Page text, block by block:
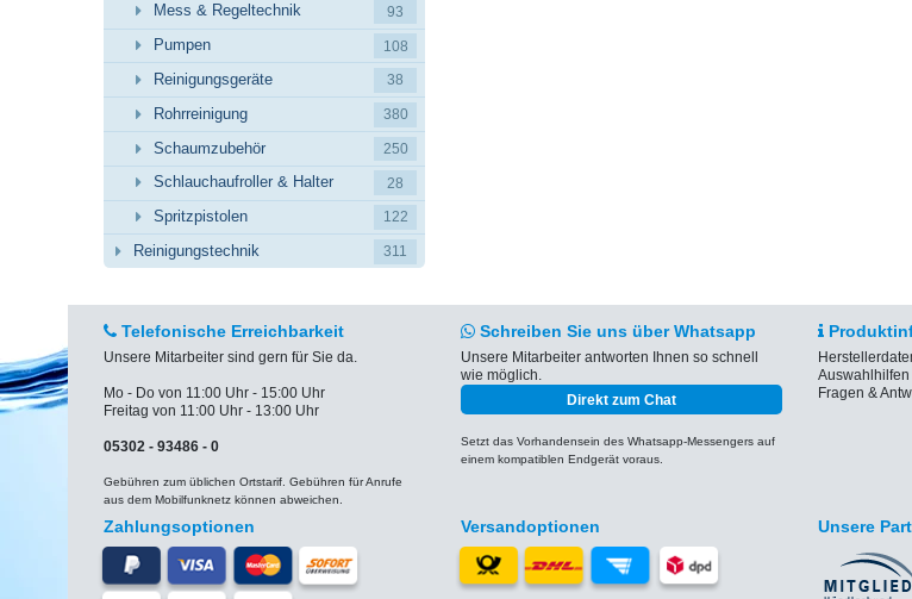
Mess & Regeltechnik 93
Pumpen 108
Reinigungsgeräte 38
Rohrreinigung 380
Schaumzubehör 250
Schlauchaufroller & Halter 28
Spritzpistolen 122
Reinigungstechnik 311
Telefonische Erreichbarkeit
Unsere Mitarbeiter sind gern für Sie da.
Mo - Do von 11:00 Uhr - 15:00 Uhr
Freitag von 11:00 Uhr - 13:00 Uhr
05302 - 93486 - 0
Gebühren zum üblichen Ortstarif. Gebühren für Anrufe
aus dem Mobilfunknetz können abweichen.
Schreiben Sie uns über Whatsapp
Unsere Mitarbeiter antworten Ihnen so schnell
wie möglich.
Direkt zum Chat
Setzt das Vorhandensein des Whatsapp-Messengers auf
einem kompatiblen Endgerät voraus.
Auswahlhilfen
Fragen &
Zahlungsoptionen Versandoptionen Unsere